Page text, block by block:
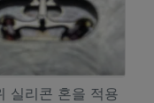
실리콘 혼을 적용